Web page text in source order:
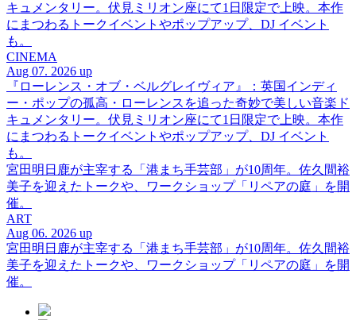
キュメンタリー。伏見ミリオン座にて1日限定で上映。本作
にまつわるトークイベントやポップアップ、DJ イベント
も。
CINEMA
Aug 07. 2026 up
『ローレンス・オブ・ベルグレイヴィア』：英国インディ
ー・ポップの孤高・ローレンスを追った奇妙で美しい音楽ド
キュメンタリー。伏見ミリオン座にて1日限定で上映。本作
にまつわるトークイベントやポップアップ、DJ イベント
も。
宮田明日鹿が主宰する「港まち手芸部」が10周年。佐久間裕
美子を迎えたトークや、ワークショップ「リペアの庭」を開
催。
ART
Aug 06. 2026 up
宮田明日鹿が主宰する「港まち手芸部」が10周年。佐久間裕
美子を迎えたトークや、ワークショップ「リペアの庭」を開
催。